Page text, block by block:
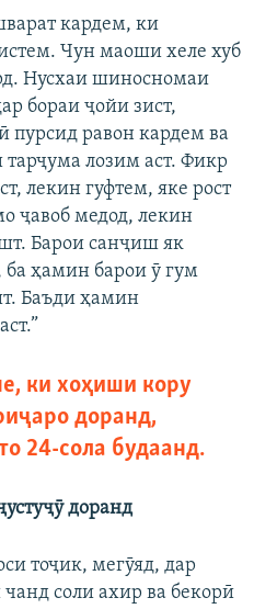
кардем, ки
Чун маоши хеле хуб
Нусхаи шиносномаи
бораи ҷойи зист,
пурсид равон кардем ва
тарҷума лозим аст. Фикр
лекин гуфтем, яке рост
ҷавоб медод, лекин
Барои санҷиш як
ба ҳамин барои ӯ гум
Баъди ҳамин
ки хоҳиши кору
доранд,
24-сола будаанд.
доранд
тоҷик, мегӯяд, дар
соли ахир ва бекорӣ